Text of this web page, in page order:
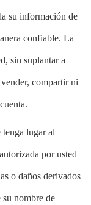
su información de
confiable. La
sin suplantar a
compartir ni
tenga lugar al
por usted
o daños derivados
su nombre de